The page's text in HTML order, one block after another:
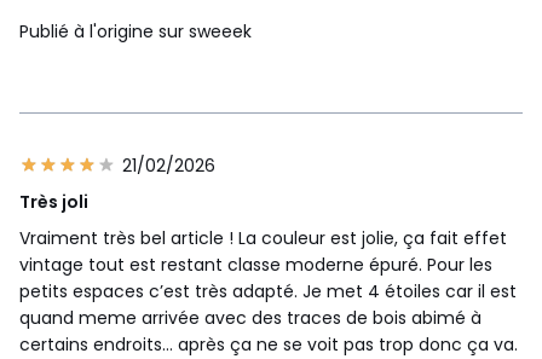
Publié à l'origine sur sweeek
21/02/2026
Très joli
Vraiment très bel article ! La couleur est jolie, ça fait effet
vintage tout est restant classe moderne épuré. Pour les
petits espaces c’est très adapté. Je met 4 étoiles car il est
quand meme arrivée avec des traces de bois abimé à
certains endroits… après ça ne se voit pas trop donc ça va.